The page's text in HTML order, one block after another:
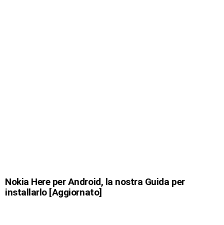
Nokia Here per Android, la nostra Guida per
installarlo [Aggiornato]